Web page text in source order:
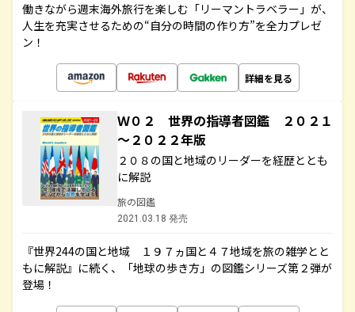
働きながら週末海外旅行を楽しむ「リーマントラベラー」が、
人生を充実させるための“自分の時間の作り方”を全力プレゼ
ン！
詳細を見る
Ｗ０２ 世界の指導者図鑑 ２０２１
～２０２２年版
２０８の国と地域のリーダーを経歴ととも
に解説
旅の図鑑
2021.03.18 発売
『世界244の国と地域 １９７ヵ国と４７地域を旅の雑学とと
もに解説』に続く、「地球の歩き方」の図鑑シリーズ第２弾が
登場！